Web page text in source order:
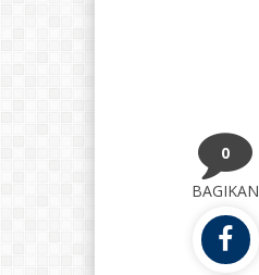
0
BAGIKAN